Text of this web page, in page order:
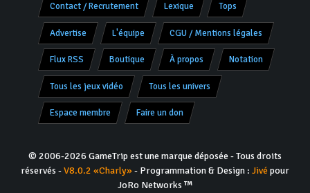
Contact / Recrutement Lexique Tops
Advertise L'équipe CGU / Mentions légales
Flux RSS Boutique À propos Notation
Tous les jeux vidéo Tous les univers
Espace membre Faire un don
© 2006-2026 GameTrip est une marque déposée - Tous droits
réservés -V8.0.2 «Charly»- Programmation & Design : Jivépour
JoRo Networks ™